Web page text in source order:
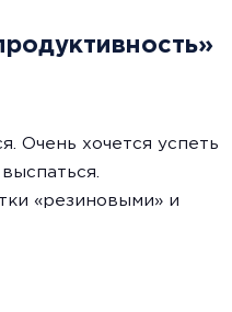
Очень хочется успеть
«резиновыми» и